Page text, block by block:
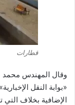
قطارات
وقال المهندس محمد
«بوابة النقل
الإضافية بخلاف التي